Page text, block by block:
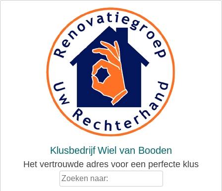
KlusbedrijfWiel van Booden
Het vertrouwde adres voor een perfecte klus